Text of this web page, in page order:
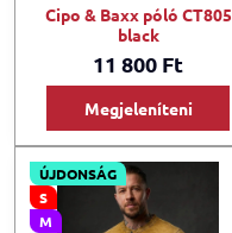
Cipo & Baxx póló CT805
black
11 800 Ft
Megjeleníteni
ÚJDONSÁG
S
M